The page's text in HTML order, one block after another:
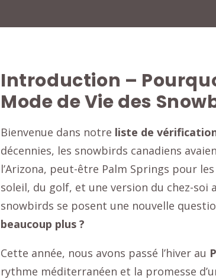
Introduction –
Mode de Vie des
Bienvenue dans notre liste de
décennies, les snowbirds canadiens
l’Arizona, peut-être Palm Springs pour
soleil, du golf, et une version du chez-soi
snowbirds se posent une nouvelle
beaucoup plus ?
Cette année, nous avons passé l’hiver au
rythme méditerranéen et la promesse